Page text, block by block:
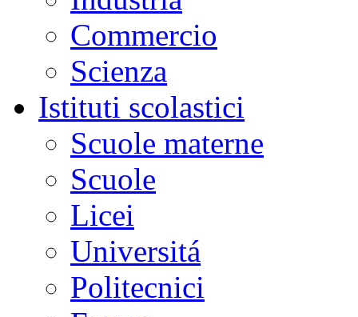
Commercio
Scienza
Istituti scolastici
Scuole materne
Scuole
Licei
Universitá
Politecnici